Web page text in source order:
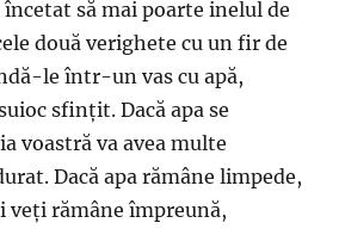
încetat să mai poarte inelul de
două verighete cu un fir de
le într-un vas cu apă,
sfințit. Dacă apa se
voastră va avea multe
Dacă apa rămâne limpede,
veți rămâne împreună,